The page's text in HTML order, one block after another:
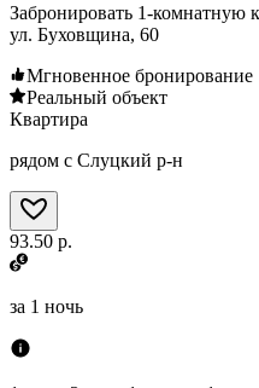
Забронировать 1-комнатную
ул. Буховщина, 60
Мгновенное бронирование
Реальный объект
Квартира
рядом с Слуцкий р-н
93.50 р.
за 1 ночь